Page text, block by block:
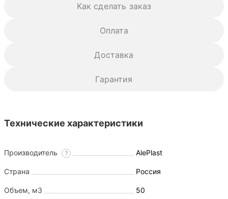
Как сделать заказ
Оплата
Доставка
Гарантия
Технические характеристики
Производитель ? AlePlast
Страна Россия
Объем, м3 50